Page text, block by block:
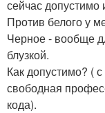
сейчас допустимо
Против белого у
Черное - вообще
блузкой.
Как допустимо? (
свободная
кода).